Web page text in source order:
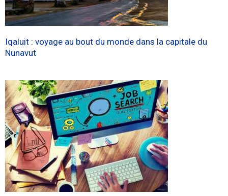
Iqaluit : voyage au bout du monde dans la capitale du
Nunavut